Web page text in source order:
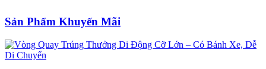
Sản Phẩm Khuyến Mãi